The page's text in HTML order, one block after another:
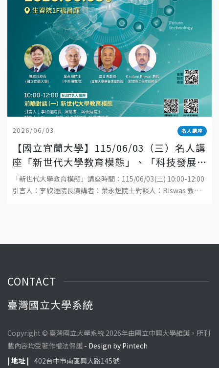
2026/06/03 名人講座
【國立宜蘭大學】115/06/03（三）名人講
座「新世代大學教育模態」、「科技發展
與工程教育的趨勢」
「新世代大學教育模態」講座時間：115/06/03(三) 10:00-12:00
引言人：李欣運院長演講者：葉永烜院士對談人：Biswas 教
CONTACT
臺灣國立大學系統
Copyright © 臺灣國立大學系統 2026年由國立中興大學維護，所刊
載內容均受著作權法保護 - Design by Pintech
| 地址 | 402台中市南區興大路145號